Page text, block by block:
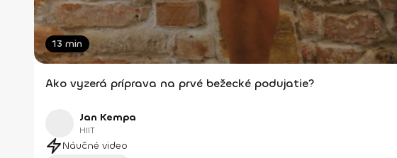
13 min
Ako vyzerá príprava na prvé bežecké podujatie?
Jan Kempa
HIIT
Náučné video